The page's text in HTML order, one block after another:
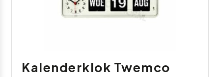
Kalenderklok Twemco